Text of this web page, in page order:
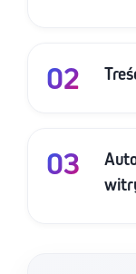
adresy,
pracujemy
02
03